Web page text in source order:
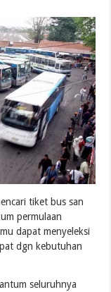
tiket bus san
permulaan
dapat menyeleksi
dgn kebutuhan
seluruhnya